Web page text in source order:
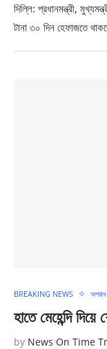
দিল্লি: প্রধানমন্ত্রী,
টানা ৩০ দিন হেফাজতে
BREAKING NEWS অপরাধ
হাতে মেহেন্দি
by News On Time